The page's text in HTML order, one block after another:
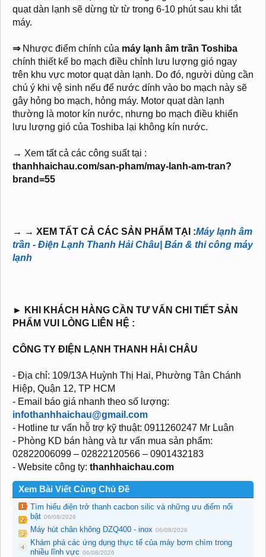
quạt dàn lạnh sẽ dừng từ từ trong 6-10 phút sau khi tắt
máy.
⇒Nhược điểm chính của máy lạnh âm trần Toshiba
chính thiết kế bo mạch điều chỉnh lưu lượng gió ngay
trên khu vực motor quạt dàn lạnh. Do đó, người dùng cần
chú ý khi vệ sinh nếu để nước dính vào bo mạch này sẽ
gây hỏng bo mạch, hỏng máy. Motor quạt dàn lạnh
thường là motor kín nước, nhưng bo mạch điều khiển
lưu lượng gió của Toshiba lại không kín nước.
→ Xem tất cả các công suất tại :
thanhhaichau.com/san-pham/may-lanh-am-tran?
brand=55
→ → XEM TẤT CẢ CÁC SẢN PHẨM TẠI :Máy lạnh âm
trần - Điện Lạnh Thanh Hải Châu| Bán & thi công máy
lạnh
► KHI KHÁCH HÀNG CẦN TƯ VẤN CHI TIẾT SẢN
PHẨM VUI LÒNG LIÊN HỆ :
CÔNG TY ĐIỆN LẠNH THANH HẢI CHÂU
- Địa chỉ: 109/13A Huỳnh Thị Hai, Phường Tân Chánh
Hiệp, Quận 12, TP HCM
- Email báo giá nhanh theo số lượng:
infothanhhaichau@gmail.com
- Hotline tư vấn hỗ trợ kỹ thuật: 0911260247 Mr Luân
- Phòng KD bán hàng và tư vấn mua sản phẩm:
02822006099 – 02822120566 – 0901432183
- Website công ty: thanhhaichau.com
Xem Bài Viết Cùng Chủ Đề
Tìm hiểu điện trở thanh cacbon silic và những ưu điểm nổi
bật 06/08/2026
Máy hút chân không DZQ400 - inox 06/08/2026
Khám phá các ứng dụng thực tế của máy bơm chìm trong
nhiều lĩnh vực 06/08/2026